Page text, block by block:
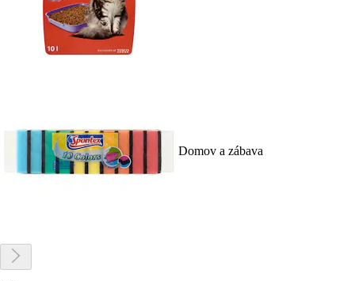
Domov a zábava